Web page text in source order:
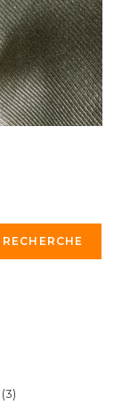
RECHERCHE
33